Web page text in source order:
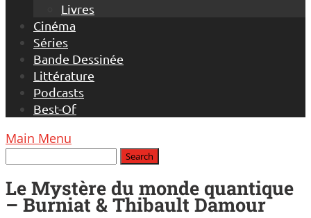
Livres
Cinéma
Séries
Bande Dessinée
Littérature
Podcasts
Best-Of
Main Menu
Le Mystère du monde quantique
– Burniat & Thibault Damour